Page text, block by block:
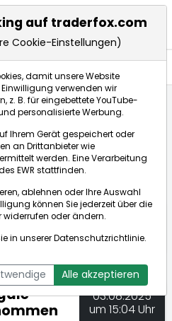
festgenommen
DPA-AFX COMPACT
03.08.2025
um 15:04 Uhr
auf traderfox.com
Cookie-Einstellungen)
damit unsere Website
verwenden wir
z. B. für eingebettete YouTube-
personalisierte Werbung.
Ihrem Gerät gespeichert oder
an Drittanbieter wie
werden. Eine Verarbeitung
EWR stattfinden.
ablehnen oder Ihre Auswahl
können Sie jederzeit über die
widerrufen oder ändern.
in unsererDatenschutzrichtlinie.
Alle akzeptieren